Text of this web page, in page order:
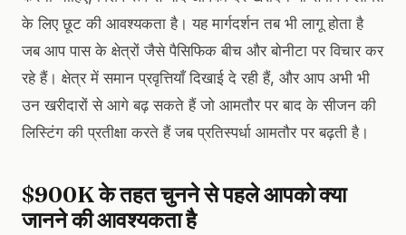
के लिए छूट की आवश्यकता है। यह मार्गदर्शन तब भी लागू होता है
जब आप पास के क्षेत्रों जैसे पैसिफिक बीच और बोनीटा पर विचार कर
रहे हैं। क्षेत्र में समान प्रवृत्तियाँ दिखाई दे रही हैं, और आप अभी भी
उन खरीदारों से आगे बढ़ सकते हैं जो आमतौर पर बाद के सीजन की
लिस्टिंग की प्रतीक्षा करते हैं जब प्रतिस्पर्धा आमतौर पर बढ़ती है।
$900K के तहत चुनने से पहले आपको क्या
जानने की आवश्यकता है